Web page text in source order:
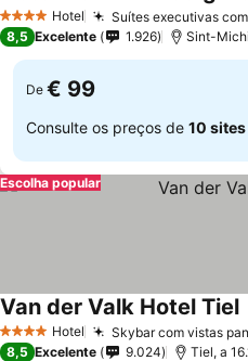
4 EstrelasHotel Suítes executivas
8,5 Excelente 1.926 Sint-
De € 99
Consulte os preços de 10 sites
Escolha popular
4 EstrelasHotel Skybar com vistas
Van der Valk Hotel Tiel
8,5 Excelente 9.024 Tiel, a